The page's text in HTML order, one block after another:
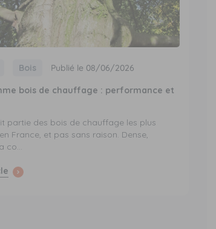
Bois Publié le 08/06/2026
bois de chauffage : performance et
partie des bois de chauffage les plus
France, et pas sans raison. Dense,
co...